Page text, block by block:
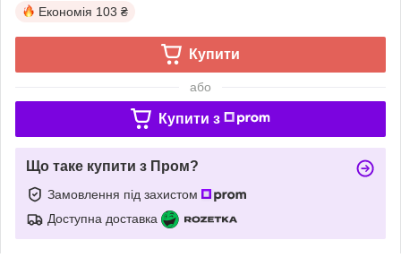
Економія 103 ₴
Купити
або
Купити з
Що таке купити з Пром?
Замовлення під захистом
Доступна доставка